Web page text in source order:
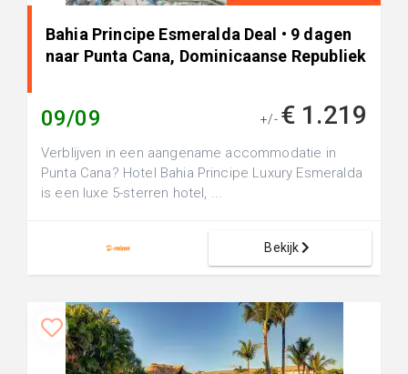
Bahia Principe Esmeralda Deal • 9 dagen
naar Punta Cana, Dominicaanse Republiek
09/09 +/- € 1.219
Verblijven in een aangename accommodatie in
Punta Cana? Hotel Bahia Principe Luxury Esmeralda
is een luxe 5-sterren hotel, ...
Bekijk